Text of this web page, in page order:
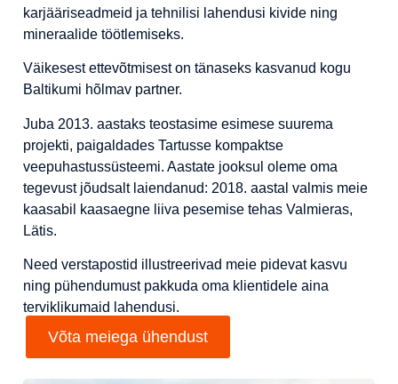
Söötepunkrid ja söötjad
Tsüklonid ja separaatorid
Tsentrifuugid
karjääriseadmeid ja tehnilisi lahendusi kivide ning
mineraalide töötlemiseks.
Väikesest ettevõtmisest on tänaseks kasvanud kogu
Baltikumi hõlmav partner.
Juba 2013. aastaks teostasime esimese suurema
projekti, paigaldades Tartusse kompaktse
veepuhastussüsteemi. Aastate jooksul oleme oma
tegevust jõudsalt laiendanud: 2018. aastal valmis meie
kaasabil kaasaegne liiva pesemise tehas Valmieras,
Lätis.
Need verstapostid illustreerivad meie pidevat kasvu
ning pühendumust pakkuda oma klientidele aina
terviklikumaid lahendusi.
Võta meiega ühendust